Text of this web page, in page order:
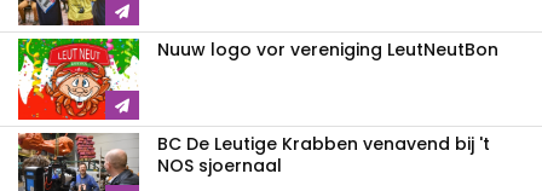
Nuuw logo vor vereniging LeutNeutBon
BC De Leutige Krabben venavend bij 't
NOS sjoernaal